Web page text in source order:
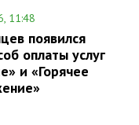
11:48
появился
оплаты услуг
и «Горячее